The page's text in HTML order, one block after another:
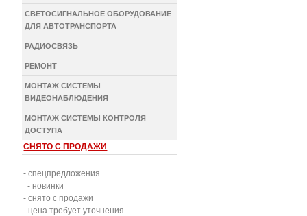
СВЕТОСИГНАЛЬНОЕ ОБОРУДОВАНИЕ
ДЛЯ АВТОТРАНСПОРТА
РАДИОСВЯЗЬ
РЕМОНТ
МОНТАЖ СИСТЕМЫ
ВИДЕОНАБЛЮДЕНИЯ
МОНТАЖ СИСТЕМЫ КОНТРОЛЯ
ДОСТУПА
СНЯТО С ПРОДАЖИ
- спецпредложения
- новинки
- снято с продажи
- цена требует уточнения